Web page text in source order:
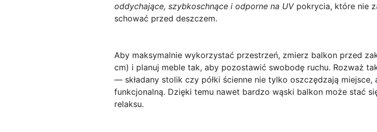
oddychające, szybkoschnące i odporne na UVpokrycia, które nie
schować przed deszczem.
Aby maksymalnie wykorzystać przestrzeń, zmierz balkon przed
cm) i planuj meble tak, aby pozostawić swobodę ruchu. Rozważ
— składany stolik czy półki ścienne nie tylko oszczędzają
funkcjonalną. Dzięki temu nawet bardzo wąski balkon może stać
relaksu.